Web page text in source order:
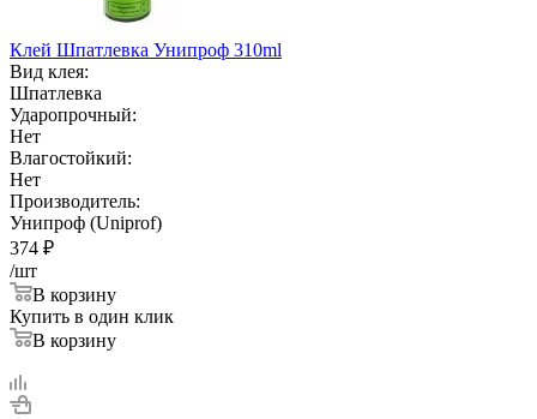
Клей Шпатлевка Унипроф 310ml
Вид клея:
Шпатлевка
Ударопрочный:
Нет
Влагостойкий:
Нет
Производитель:
Унипроф (Uniprof)
374 ₽
/шт
В корзину
Купить в один клик
В корзину